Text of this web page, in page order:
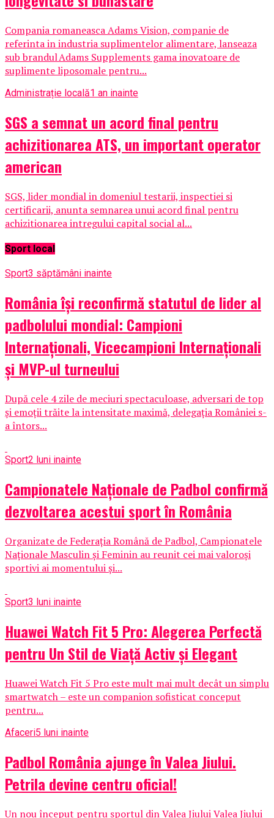
Compania romaneasca Adams Vision, companie de
referinta in industria suplimentelor alimentare, lanseaza
sub brandul Adams Supplements gama inovatoare de
suplimente liposomale pentru...
Administrație locală1 an inainte
SGS a semnat un acord final pentru
achizitionarea ATS, un important operator
american
SGS, lider mondial in domeniul testarii, inspectiei si
certificarii, anunta semnarea unui acord final pentru
achizitionarea intregului capital social al...
Sport local
Sport3 săptămâni inainte
România își reconfirmă statutul de lider al
padbolului mondial: Campioni
Internaționali, Vicecampioni Internaționali
și MVP-ul turneului
După cele 4 zile de meciuri spectaculoase, adversari de top
și emoții trăite la intensitate maximă, delegația României s-
a întors...
Sport2 luni inainte
Campionatele Naționale de Padbol confirmă
dezvoltarea acestui sport în România
Organizate de Federația Română de Padbol, Campionatele
Naționale Masculin și Feminin au reunit cei mai valoroși
sportivi ai momentului și...
Sport3 luni inainte
Huawei Watch Fit 5 Pro: Alegerea Perfectă
pentru Un Stil de Viață Activ și Elegant
Huawei Watch Fit 5 Pro este mult mai mult decât un simplu
smartwatch – este un companion sofisticat conceput
pentru...
Afaceri5 luni inainte
Padbol România ajunge în Valea Jiului.
Petrila devine centru oficial!
Un nou început pentru sportul din Valea Jiului Valea Jiului